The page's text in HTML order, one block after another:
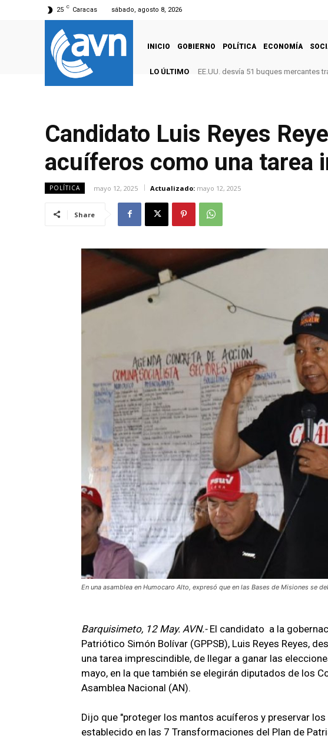
25 C Caracas sábado, agosto 8, 2026
INICIO GOBIERNO POLÍTICA ECONOMÍA
LO ÚLTIMO EE.UU. desvía 51 buques mercantes
Candidato Luis Reyes
acuíferos como una tarea
POLÍTICA mayo 12, 2025 Actualizado: mayo 12, 2025
Share
En una asamblea en Humocaro Alto, expresó que en las Bases de Misiones se
Barquisimeto, 12 May. AVN.- El candidato a la
Patriótico Simón Bolívar (GPPSB), Luis Reyes Reyes,
una tarea imprescindible, de llegar a ganar las
mayo, en la que también se elegirán diputados de los
Asamblea Nacional (AN).
Dijo que "proteger los mantos acuíferos y preservar
establecido en las 7 Transformaciones del Plan de